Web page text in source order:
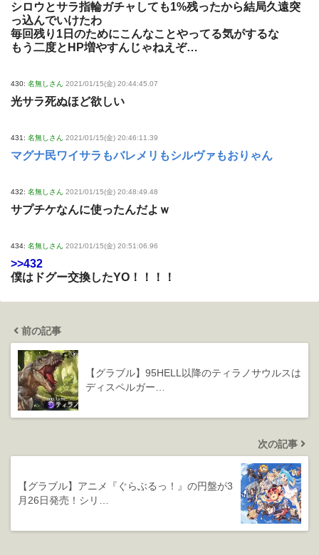
シロウとサラ指輪ガチャしても1%残ったから結局久遠突
っ込んでいけたわ
毎回残り1日のためにこんなことやってる気がするな
もう二度とHP増やすんじゃねえぞ…
430: 名無しさん 2021/01/15(金) 20:44:45.07
光サラ死ぬほど欲しい
431: 名無しさん 2021/01/15(金) 20:46:11.39
マグナ民ワイサラもバレメリもシルヴァもおりゃん
432: 名無しさん 2021/01/15(金) 20:48:49.48
サプチケなんに使ったんだよｗ
434: 名無しさん 2021/01/15(金) 20:51:06.96
>>432
僕はドグー交換したYO！！！！
前の記事
【グラブル】95HELL以降のティラノサウルスは
ディスペルガー…
次の記事
【グラブル】アニメ『ぐらぶるっ！』の円盤が3
月26日発売！シリ…